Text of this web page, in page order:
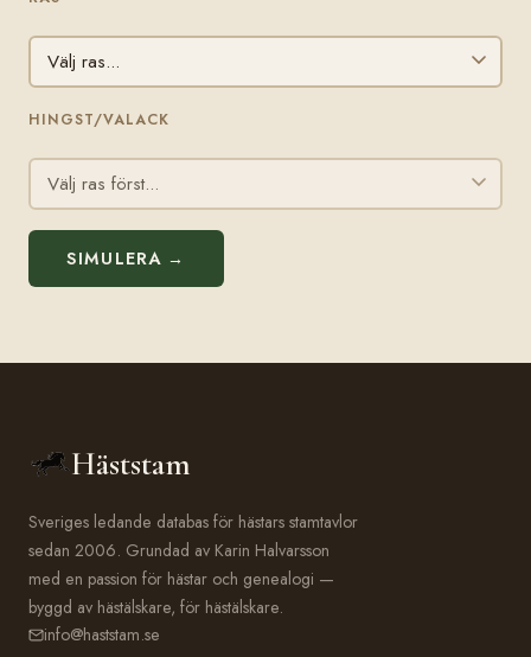
HINGST/VALACK
SIMULERA →
Häststam
Sveriges ledande databas för hästars stamtavlor
sedan 2006. Grundad av Karin Halvarsson
med en passion för hästar och genealogi —
byggd av hästälskare, för hästälskare.
info@haststam.se